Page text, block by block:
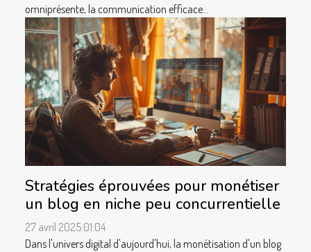
omniprésente, la communication efficace...
Stratégies éprouvées pour monétiser
un blog en niche peu concurrentielle
27 avril 2025 01:04
Dans l'univers digital d'aujourd'hui, la monétisation d'un blog